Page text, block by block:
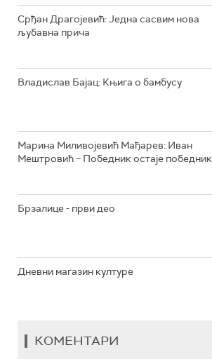
Срђан Драгојевић: Једна сасвим нова
љубавна прича
Владислав Бајац: Књига о бамбусу
Марина Миливојевић Мађарев: Иван
Мештровић – Победник остаје победник
Брзалице - први део
Дневни магазин културе
КОМЕНТАРИ